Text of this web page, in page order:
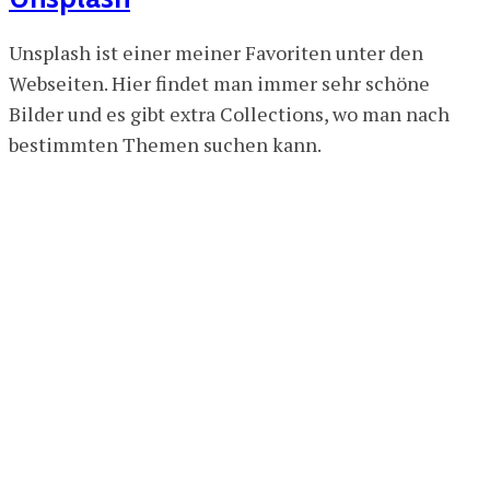
Unsplash ist einer meiner Favoriten unter den
Webseiten. Hier findet man immer sehr schöne
Bilder und es gibt extra Collections, wo man nach
bestimmten Themen suchen kann.